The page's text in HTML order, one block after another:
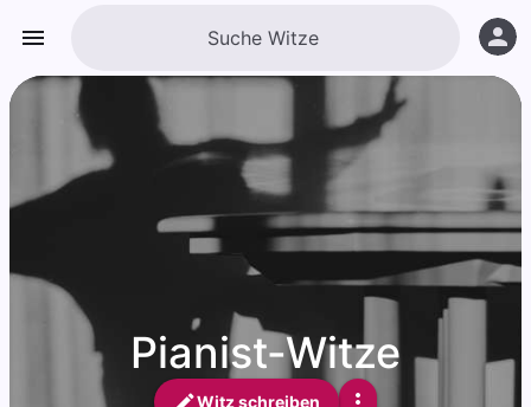
Pianist-Witze
Witz schreiben